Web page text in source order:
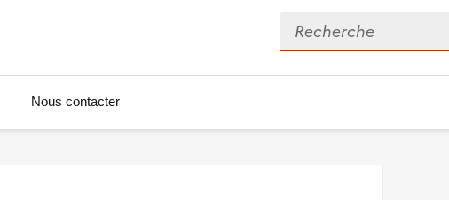
Rechercher des données
Nous contacter